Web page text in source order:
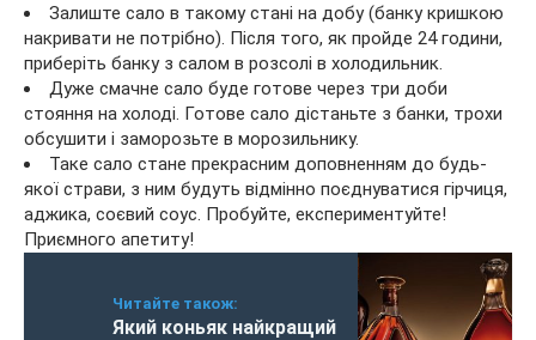
Залиште сало в такому стані на добу (банку кришкою
накривати не потрібно). Після того, як пройде 24 години,
приберіть банку з салом в розсолі в холодильник.
Дуже смачне сало буде готове через три доби
стояння на холоді. Готове сало дістаньте з банки, трохи
обсушити і заморозьте в морозильнику.
Таке сало стане прекрасним доповненням до будь-
якої страви, з ним будуть відмінно поєднуватися гірчиця,
аджика, соєвий соус. Пробуйте, експериментуйте!
Приємного апетиту!
Читайте також:
Який коньяк найкращий